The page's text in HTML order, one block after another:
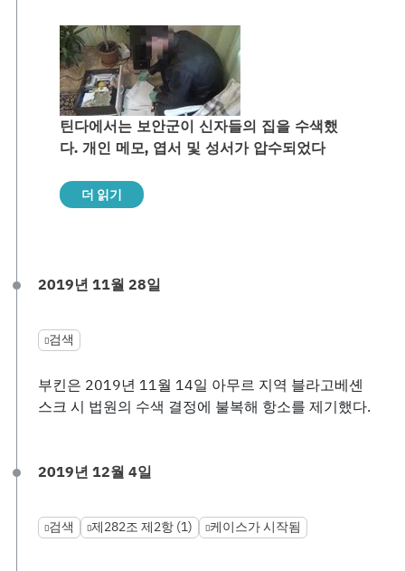
틴다에서는 보안군이 신자들의 집을 수색했
다. 개인 메모, 엽서 및 성서가 압수되었다
더 읽기
2019년 11월 28일
검색
부킨은 2019년 11월 14일 아무르 지역 블라고베셴
스크 시 법원의 수색 결정에 불복해 항소를 제기했다.
2019년 12월 4일
검색 제282조 제2항 (1) 케이스가 시작됨